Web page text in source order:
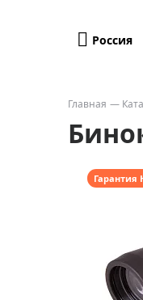
Телескопы
Бинокли
Лупы
Приборы
Прицелы
Россия
Главная